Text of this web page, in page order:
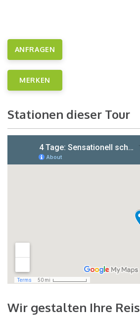
ANFRAGEN
MERKEN
Stationen dieser Tour
Wir gestalten Ihre